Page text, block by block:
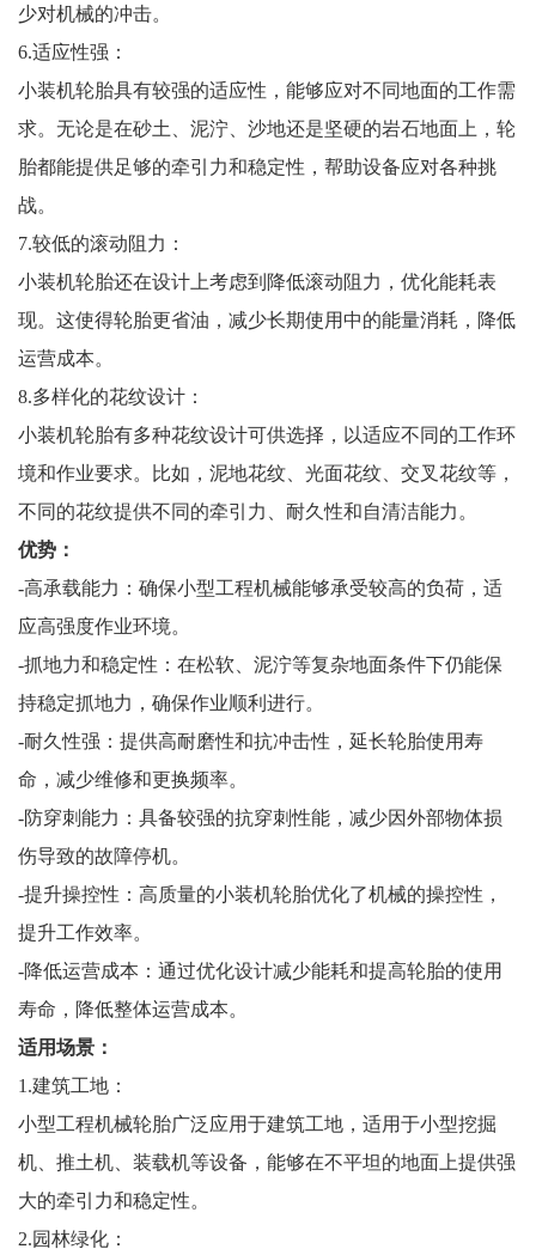
少对机械的冲击。
6.适应性强：
小装机轮胎具有较强的适应性，能够应对不同地面的工作需
求。无论是在砂土、泥泞、沙地还是坚硬的岩石地面上，轮
胎都能提供足够的牵引力和稳定性，帮助设备应对各种挑
战。
7.较低的滚动阻力：
小装机轮胎还在设计上考虑到降低滚动阻力，优化能耗表
现。这使得轮胎更省油，减少长期使用中的能量消耗，降低
运营成本。
8.多样化的花纹设计：
小装机轮胎有多种花纹设计可供选择，以适应不同的工作环
境和作业要求。比如，泥地花纹、光面花纹、交叉花纹等，
不同的花纹提供不同的牵引力、耐久性和自清洁能力。
优势：
-高承载能力：确保小型工程机械能够承受较高的负荷，适
应高强度作业环境。
-抓地力和稳定性：在松软、泥泞等复杂地面条件下仍能保
持稳定抓地力，确保作业顺利进行。
-耐久性强：提供高耐磨性和抗冲击性，延长轮胎使用寿
命，减少维修和更换频率。
-防穿刺能力：具备较强的抗穿刺性能，减少因外部物体损
伤导致的故障停机。
-提升操控性：高质量的小装机轮胎优化了机械的操控性，
提升工作效率。
-降低运营成本：通过优化设计减少能耗和提高轮胎的使用
寿命，降低整体运营成本。
适用场景：
1.建筑工地：
小型工程机械轮胎广泛应用于建筑工地，适用于小型挖掘
机、推土机、装载机等设备，能够在不平坦的地面上提供强
大的牵引力和稳定性。
2.园林绿化：